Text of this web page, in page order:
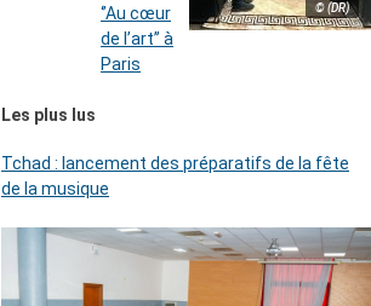
© (DR)
‘’Au cœur
de l’art’’ à
Paris
Les plus lus
Tchad : lancement des préparatifs de la fête
de la musique